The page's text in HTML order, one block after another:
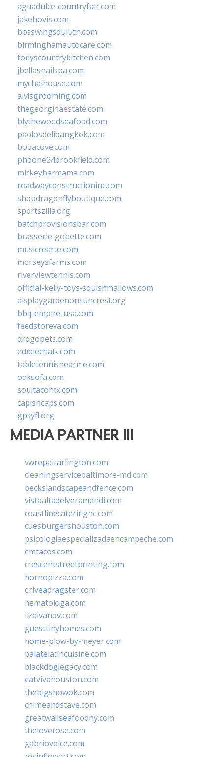
aguadulce-countryfair.com
jakehovis.com
bosswingsduluth.com
birminghamautocare.com
tonyscountrykitchen.com
jbellasnailspa.com
mychaihouse.com
alvisgrooming.com
thegeorginaestate.com
blythewoodseafood.com
paolosdelibangkok.com
bobacove.com
phoone24brookfield.com
mickeybarmama.com
roadwayconstructioninc.com
shopdragonflyboutique.com
sportszilla.org
batchprovisionsbar.com
brasserie-gobette.com
musicrearte.com
morseysfarms.com
riverviewtennis.com
official-kelly-toys-squishmallows.com
displaygardenonsuncrest.org
bbq-empire-usa.com
feedstoreva.com
drogopets.com
ediblechalk.com
tabletennisnearme.com
oaksofa.com
soultacohtx.com
capishcaps.com
gpsyfl.org
MEDIA PARTNER III
vwrepairarlington.com
cleaningservicebaltimore-md.com
beckslandscapeandfence.com
vistaaltadelveramendi.com
coastlinecateringnc.com
cuesburgershouston.com
psicologiaespecializadaencampeche.com
dmtacos.com
crescentstreetprinting.com
hornopizza.com
driveadragster.com
hematologa.com
lizaivanov.com
guesttinyhomes.com
home-plow-by-meyer.com
palatelatincuisine.com
blackdoglegacy.com
eatvivahouston.com
thebigshowok.com
chimeandstave.com
greatwallseafoodny.com
theloverose.com
gabriovoice.com